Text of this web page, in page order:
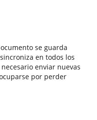
se guarda
en todos los
enviar nuevas
por perder